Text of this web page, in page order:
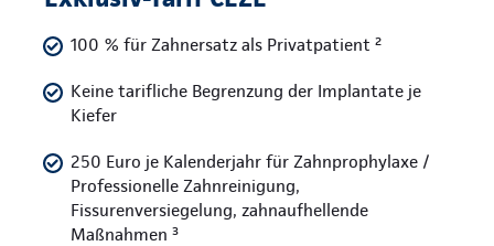
100 % für Zahnersatz als Privatpatient ²
Keine tarifliche Begrenzung der Implantate je
Kiefer
250 Euro je Kalenderjahr für Zahnprophylaxe /
Professionelle Zahnreinigung,
Fissurenversiegelung, zahnaufhellende
Maßnahmen ³